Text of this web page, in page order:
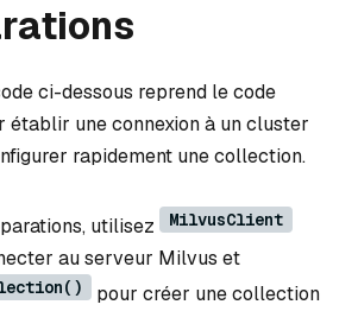
ci-dessous reprend le code
établir une connexion à un cluster
rapidement une collection.
utilisez MilvusClient
au serveur Milvus et
pour créer une collection